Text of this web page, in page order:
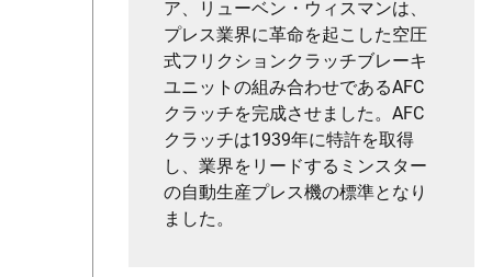
ア、リューベン・ウィスマンは、
プレス業界に革命を起こした空圧
式フリクションクラッチブレーキ
ユニットの組み合わせであるAFC
クラッチを完成させました。AFC
クラッチは1939年に特許を取得
し、業界をリードするミンスター
の自動生産プレス機の標準となり
ました。